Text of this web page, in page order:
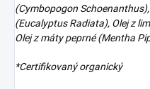
(Cymbopogon
(Eucalyptus Radiata), Olej z
Olej z máty peprné (Mentha
*Certifikovaný organický